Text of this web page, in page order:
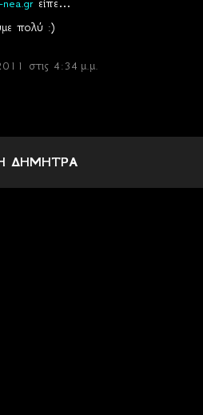
nea.gr είπε…
πολύ :)
στις 4:34 μ.μ.
ΔΗΜΗΤΡΑ